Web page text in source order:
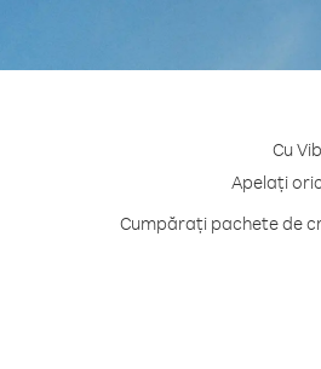
Cu
Apelați
Cumpărați pachete de